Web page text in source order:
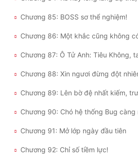
Chương 85: BOSS sơ thể nghiệm!
Chương 90: Chó hệ thống Bug càng
Chương 91: Mở lớp ngày đầu tiên
Chương 92: Chỉ số tiềm lực!